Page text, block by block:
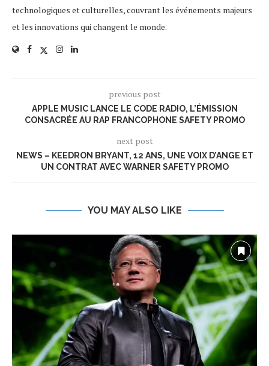
technologiques et culturelles, couvrant les événements majeurs
et les innovations qui changent le monde.
previous post
APPLE MUSIC LANCE LE CODE RADIO, L’ÉMISSION
CONSACRÉE AU RAP FRANCOPHONE SAFETY PROMO
next post
NEWS – KEEDRON BRYANT, 12 ANS, UNE VOIX D’ANGE ET
UN CONTRAT AVEC WARNER SAFETY PROMO
YOU MAY ALSO LIKE